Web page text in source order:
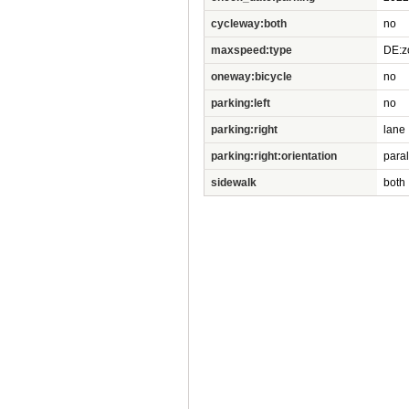
cycleway:both no
maxspeed:type
oneway:bicycle no
parking:left no
parking:right lane
parking:right:orientation
sidewalk both